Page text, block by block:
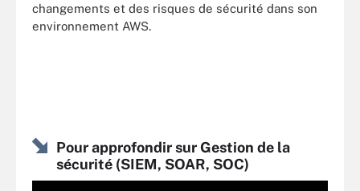
changements et des risques de sécurité dans son
environnement AWS.
Pour approfondir sur Gestion de la
sécurité (SIEM, SOAR, SOC)